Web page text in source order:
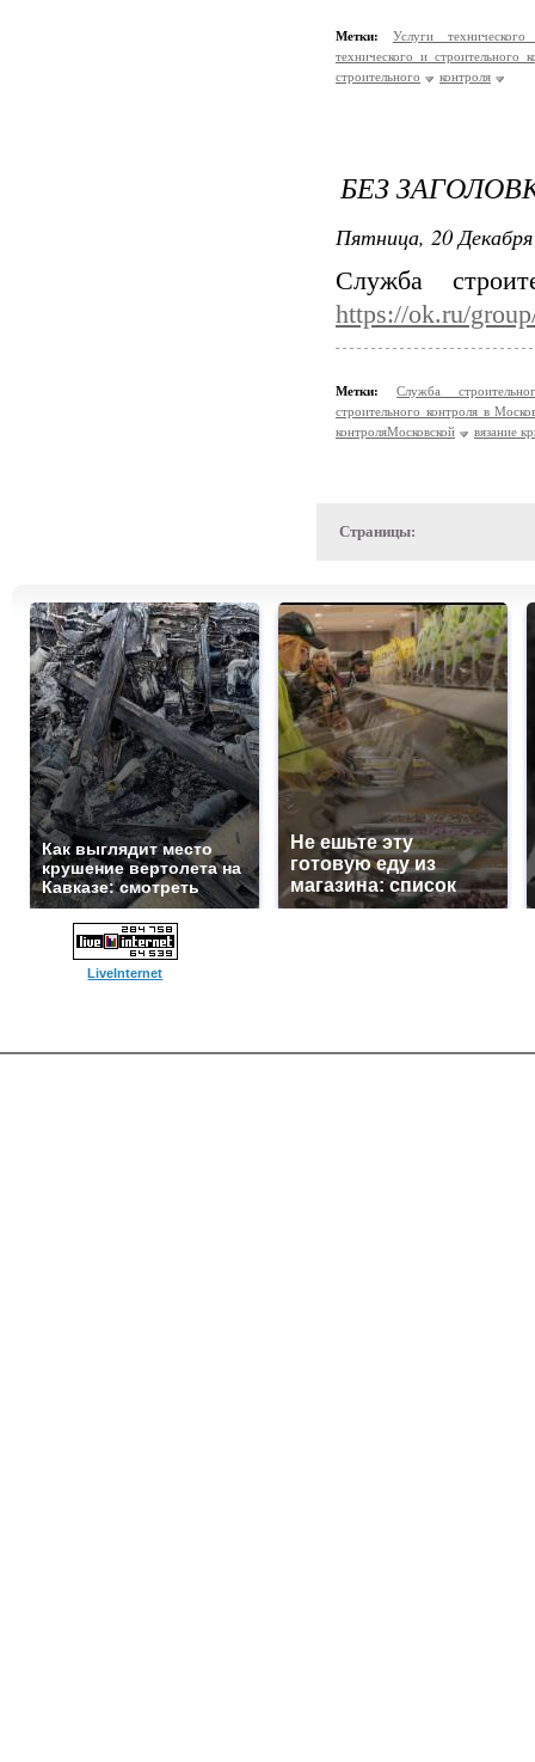
Метки:
Услуги
технического и строительного
строительного
контроля
БЕЗ
Пятница, 20
Служба
https://ok.ru/
Метки:
Служба
строительного контроля в
контроляМосковской
вязание
Страницы:
Как выглядит место
крушение вертолета на
Кавказе: смотреть
Не ешьте эту
готовую еду из
магазина: список
LiveInternet